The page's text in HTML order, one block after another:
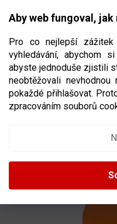
Aby web fungoval,
Pro co nejlepší
vyhledávání, abychom
abyste jednoduše zjistili
neobtěžovali
pokaždé přihlašovat.
zpracováním souborů
CZK
HOKEJOVÝ PUK
TĚŽKÝ (6KS)